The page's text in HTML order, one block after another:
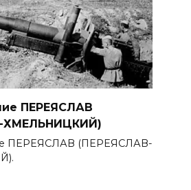
ПЕРЕЯСЛАВ
ХМЕЛЬНИЦКИЙ)
ПЕРЕЯСЛАВ (ПЕРЕЯСЛАВ-